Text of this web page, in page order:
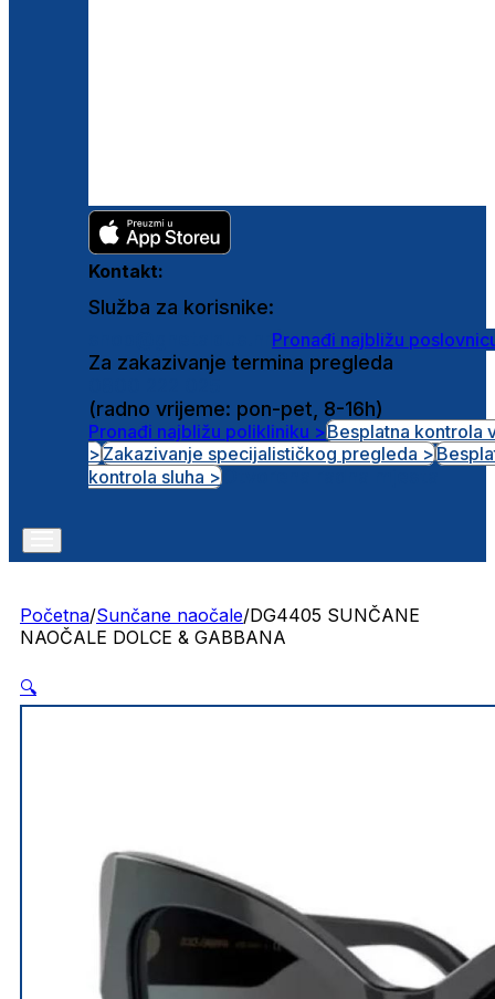
Kontakt:
Služba za korisnike:
Pronađi najbližu
Za zakazivanje termina pregleda
(radno vrijeme: pon-pet, 8-16h)
Pronađi najbližu polikliniku >Besplatna kontrola
>Zakazivanje specijalističkog pregleda >
kontrola sluha >
Početna/Sunčane naočale/DG4405 SUNČANE
NAOČALE DOLCE & GABBANA
🔍